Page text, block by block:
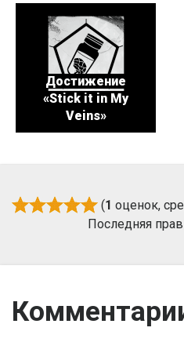
Достижение
«Stick it in My
Veins»
(1 оценок,
Последняя